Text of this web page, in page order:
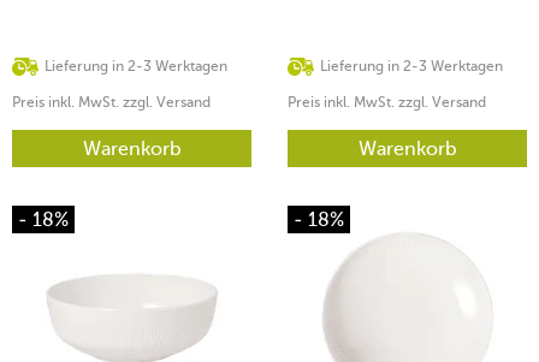
Lieferung in 2-3 Werktagen
Preis inkl. MwSt. zzgl. Versand
Warenkorb
Lieferung in 2-3 Werktagen
Preis inkl. MwSt. zzgl. Versand
Warenkorb
- 18% - 18%